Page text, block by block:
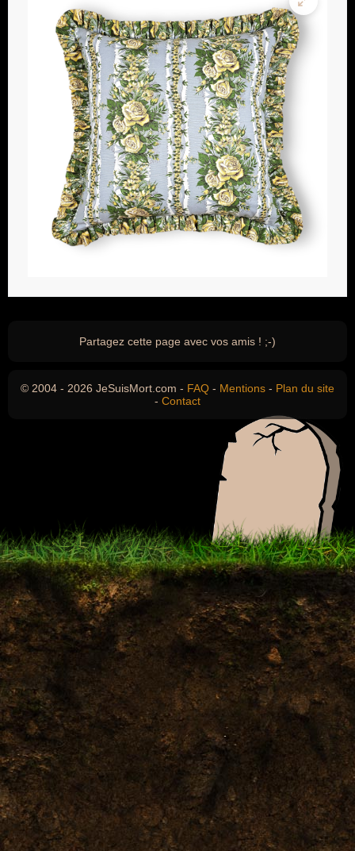
Partagez cette page avec vos amis ! ;-)
© 2004 - 2026 JeSuisMort.com - FAQ - Mentions - Plan du site
- Contact